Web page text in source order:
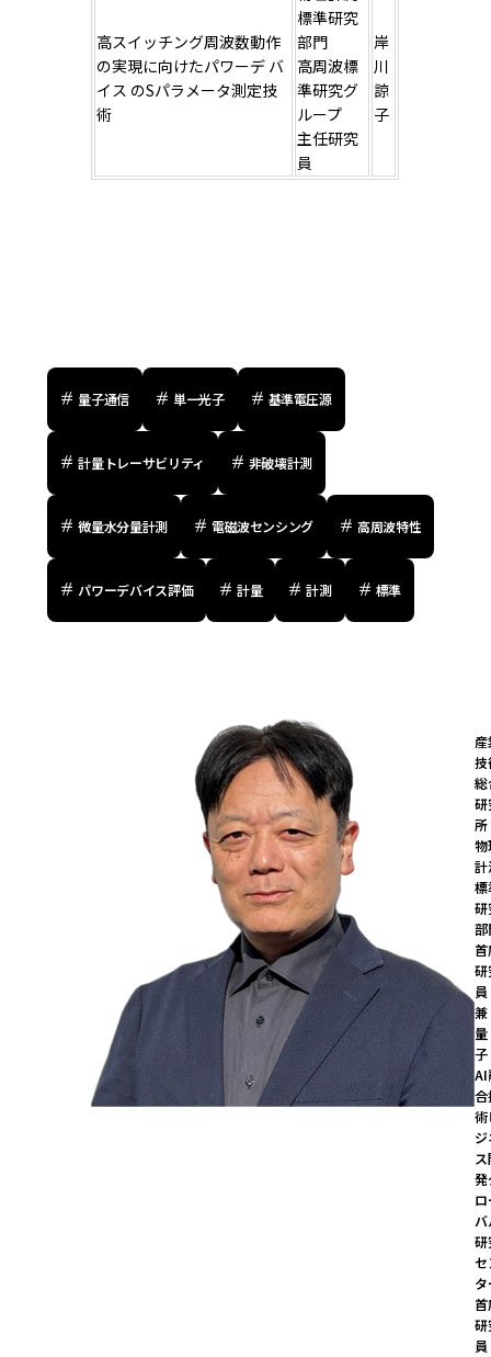
高スイッチング周波数動作
の実現に向けたパワーデ バ
イス のSパラメータ測定技
術
標準研究
部門
高周波標
準研究グ
ループ
主任研究
員
岸
川
諒
子
量子通信 単一光子 基準電圧源
計量トレーサビリティ 非破壊計測
微量水分量計測 電磁波センシング 高周波特性
パワーデバイス評価 計量 計測 標準
所
員
兼
量
AI
員